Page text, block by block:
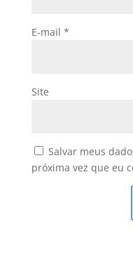
E-mail *
Site
Salvar meus
próxima vez que eu